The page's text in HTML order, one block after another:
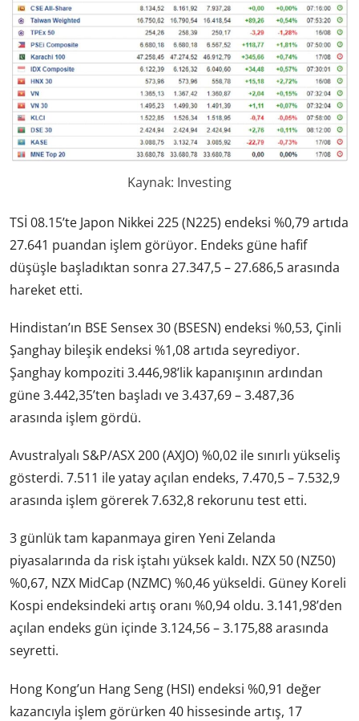
Kaynak: Investing
TSİ 08.15’te Japon Nikkei 225 (N225) endeksi %0,79 artıda
27.641 puandan işlem görüyor. Endeks güne hafif
düşüşle başladıktan sonra 27.347,5 – 27.686,5 arasında
hareket etti.
Hindistan’ın BSE Sensex 30 (BSESN) endeksi %0,53, Çinli
Şanghay bileşik endeksi %1,08 artıda seyrediyor.
Şanghay kompoziti 3.446,98’lik kapanışının ardından
güne 3.442,35’ten başladı ve 3.437,69 – 3.487,36
arasında işlem gördü.
Avustralyalı S&P/ASX 200 (AXJO) %0,02 ile sınırlı yükseliş
gösterdi. 7.511 ile yatay açılan endeks, 7.470,5 – 7.532,9
arasında işlem görerek 7.632,8 rekorunu test etti.
3 günlük tam kapanmaya giren Yeni Zelanda
piyasalarında da risk iştahı yüksek kaldı. NZX 50 (NZ50)
%0,67, NZX MidCap (NZMC) %0,46 yükseldi. Güney Koreli
Kospi endeksindeki artış oranı %0,94 oldu. 3.141,98’den
açılan endeks gün içinde 3.124,56 – 3.175,88 arasında
seyretti.
Hong Kong’un Hang Seng (HSI) endeksi %0,91 değer
kazancıyla işlem görürken 40 hissesinde artış, 17